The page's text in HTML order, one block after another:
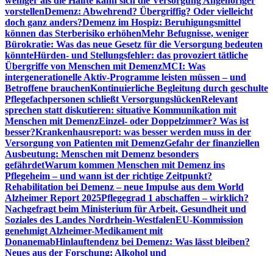
vorstellenDemenz: Abwehrend? Übergriffig? Oder vielleicht
doch ganz anders?Demenz im Hospiz: Beruhigungsmittel
können das Sterberisiko erhöhenMehr Befugnisse, weniger
Bürokratie: Was das neue Gesetz für die Versorgung bedeuten
könnteHürden- und Stellungsfehler: das provoziert tätliche
Übergriffe von Menschen mit DemenzMCI: Was
intergenerationelle Aktiv-Programme leisten müssen – und
Betroffene brauchenKontinuierliche Begleitung durch geschulte
Pflegefachpersonen schließt VersorgungslückenRelevant
sprechen statt diskutieren: situative Kommunikation mit
Menschen mit DemenzEinzel- oder Doppelzimmer? Was ist
besser?Krankenhausreport: was besser werden muss in der
Versorgung von Patienten mit DemenzGefahr der finanziellen
Ausbeutung: Menschen mit Demenz besonders
gefährdetWarum kommen Menschen mit Demenz ins
Pflegeheim – und wann ist der richtige Zeitpunkt?
Rehabilitation bei Demenz – neue Impulse aus dem World
Alzheimer Report 2025Pflegegrad 1 abschaffen – wirklich?
Nachgefragt beim Ministerium für Arbeit, Gesundheit und
Soziales des Landes Nordrhein-WestfalenEU-Kommission
genehmigt Alzheimer-Medikament mit
DonanemabHinlauftendenz bei Demenz: Was lässt bleiben?
Neues aus der Forschung: Alkohol und